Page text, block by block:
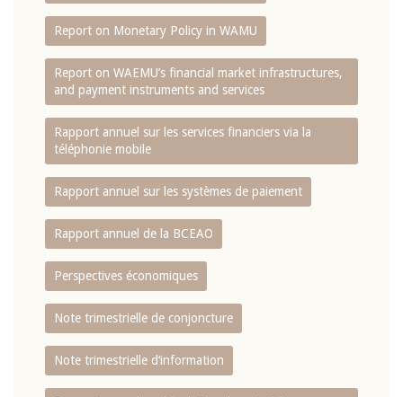
Report on Monetary Policy in WAMU
Report on WAEMU’s financial market infrastructures,
and payment instruments and services
Rapport annuel sur les services financiers via la
téléphonie mobile
Rapport annuel sur les systèmes de paiement
Rapport annuel de la BCEAO
Perspectives économiques
Note trimestrielle de conjoncture
Note trimestrielle d‘information